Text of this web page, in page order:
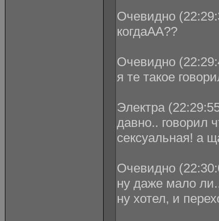
Очевидно
когдаАА??
Очевидно
я те такое
Электра
давно.. говорил
сексуальная! а
Очевидно
ну даже мало
ну хотел, и